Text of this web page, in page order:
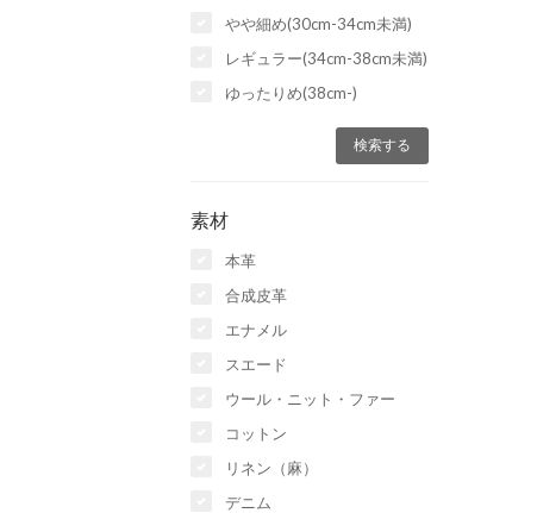
やや細め(30cm-34cm未満)
レギュラー(34cm-38cm未満)
ゆったりめ(38cm-)
素材
本革
合成皮革
エナメル
スエード
ウール・ニット・ファー
コットン
リネン（麻）
デニム